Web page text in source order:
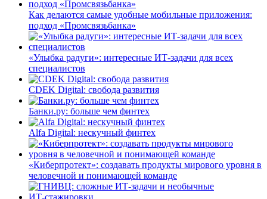
Как делаются самые удобные мобильные приложения:
подход «Промсвязьбанка»
«Улыбка радуги»: интересные ИТ-задачи для всех
специалистов
CDEK Digital: свобода развития
Банки.ру: больше чем финтех
Alfa Digital: нескучный финтех
«Киберпротект»: создавать продукты мирового уровня в
человечной и понимающей команде